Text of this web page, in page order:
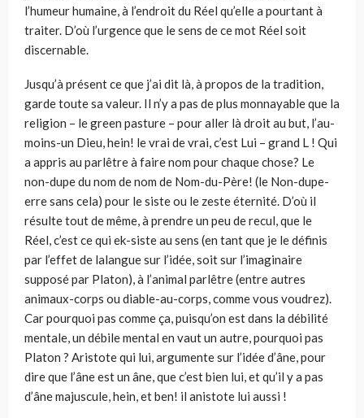
l’humeur humaine, à l’endroit du Réel qu’elle a pourtant à
traiter. D’où l’urgence que le sens de ce mot Réel soit
discernable.
Jusqu’à présent ce que j’ai dit là, à propos de la tradition,
garde toute sa valeur. Il n’y a pas de plus monnayable que la
religion – le green pasture – pour aller là droit au but, l’au-
moins-un Dieu, hein! le vrai de vrai, c’est Lui – grand L ! Qui
a appris au parlêtre à faire nom pour chaque chose? Le
non-dupe du nom de nom de Nom-du-Père! (le Non-dupe-
erre sans cela) pour le siste ou le zeste éternité. D’où il
résulte tout de même, à prendre un peu de recul, que le
Réel, c’est ce qui ek-siste au sens (en tant que je le définis
par l’effet de lalangue sur l’idée, soit sur l’imaginaire
supposé par Platon), à l’animal parlêtre (entre autres
animaux-corps ou diable-au-corps, comme vous voudrez).
Car pourquoi pas comme ça, puisqu’on est dans la débilité
mentale, un débile mental en vaut un autre, pourquoi pas
Platon ? Aristote qui lui, argumente sur l’idée d’âne, pour
dire que l’âne est un âne, que c’est bien lui, et qu’il y a pas
d’âne majuscule, hein, et ben! il anistote lui aussi !